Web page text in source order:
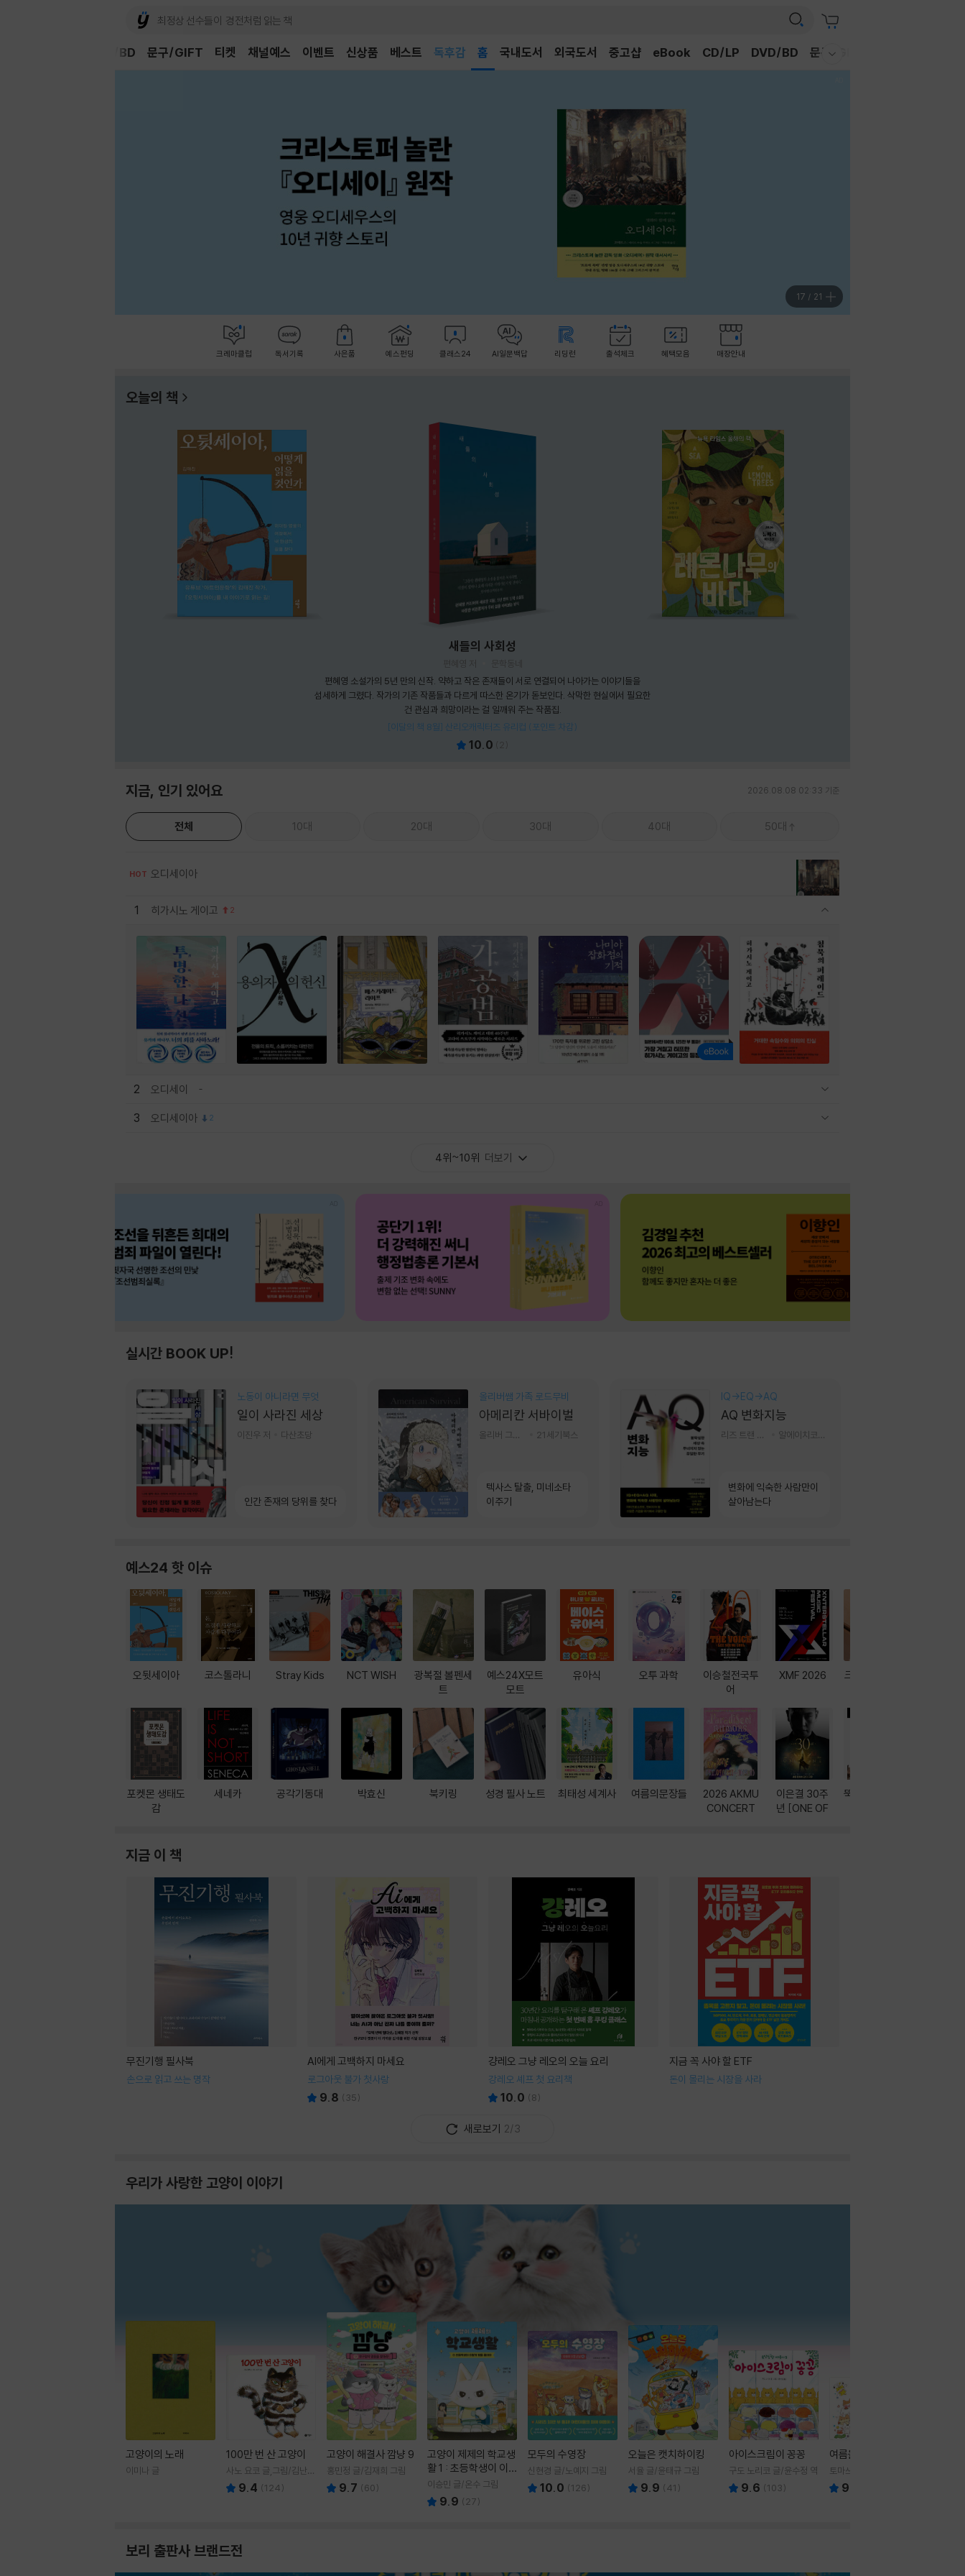
채널예스 이벤트 신상품 베스트
어린이
홈 국내도서 외국도서 중고샵 eBook CD/LP DVD/BD 문구/GIFT
DVD/BD 문구/GIFT 티켓
17 / 21
크레마클럽 독서기록 사은품 예스펀딩 클래스24 AI일문백답 리딩런 출석체크 혜택모음 매장안내
오늘의 책
새들의 사회성
편혜영 소설가의 5년 만의 신작. 약하고 작은 존재들이 서로 연결되어 나아가는 이야기들을
섬세하게 그렸다. 작가의 기존 작품들과 다르게 따스한 온기가 돋보인다. 삭막한 현실에서 필요한
건 관심과 희망이라는 걸 일깨워 주는 작품집.
[이달의 책 8월] 산리오캐릭터즈 유리컵 (포인트 차감)
10.0
지금, 인기 있어요 2026.08.08 02:33 기준
전체 10대 20대 30대 40대 50대
HOT 오디세이아
1 히가시노 게이고 2
2 오디세이
3 오디세이아 2
4위~10위 더보기
실시간 BOOK UP!
노동이 아니라면 무엇
일이 사라진 세상
이진우 저 다산초당
인간 존재의 당위를 찾다
올리버쌤 가족 로드무비
아메리칸 서바이벌
21세기북스
텍사스 탈출, 미네소타
이주기
IQ→EQ→AQ
AQ 변화지능
변화에 익숙한 사람만이
살아남는다
예스24 핫 이슈
오뒷세이아
포켓몬 생태도
감
코스톨라니
세네카
Stray Kids
공각기동대
NCT WISH
박효신
광복절 볼펜세
트
북키링
예스24X모트
모트
성경 필사 노트
유아식
최태성 세계사
오투 과학
여름의문장들
이승철전국투
어
2026 AKMU
CONCERT
XMF 2026
이은결 30주
년 [ONE OF
크레마 이북 리
뚝딱! AI 3대장
지금 이 책
무진기행 필사북
손으로 읽고 쓰는 명작
AI에게 고백하지 마세요
로그아웃 불가 첫사랑
9.8 ( 35)
걍레오 그냥 레오의 오늘 요리
강레오 셰프 첫 요리책
10.0 (8)
지금 꼭 사야 할 ETF
돈이 몰리는 시장을 사라
새로보기 2/3
우리가 사랑한 고양이 이야기
고양이의 노래
이미나 글
100만 번 산 고양이
사노 요코 글,그림/김난주
역 9.4 (124)
고양이 해결사 깜냥 9
홍민정 글/김재희 그림
9.7 (60)
고양이 제제의 학교생
활 1 : 초등학생이 이
렇게 힘들 줄이야
이승민 글/온수 그림
9.9 ( 27)
모두의 수영장
신현경 글/노예지 그림
10.0 (126)
오늘은 캣치하이킹
서율 글/윤태규 그림
9.9 (41 )
아이스크림이 꽁꽁
구도 노리코 글/윤수정 역
9.6 (103)
여름을 부탁해
토마쓰리 글그림
9.8
보리 출판사 브랜드전